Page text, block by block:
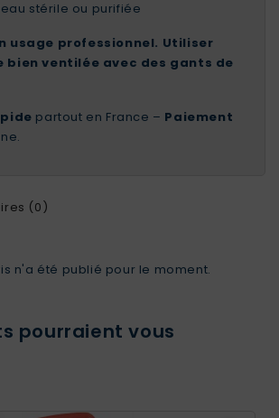
stérile ou purifiée
usage professionnel. Utiliser
bien ventilée avec des gants de
partout en France – Paiement
(0)
n'a été publié pour le moment.
pourraient vous